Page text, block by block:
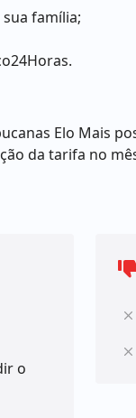
família;
Elo Mais
da tarifa no
o